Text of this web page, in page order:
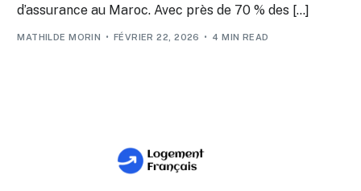
d’assurance au Maroc. Avec près de 70 % des […]
MATHILDE MORIN FÉVRIER 22, 2026 4 MIN READ